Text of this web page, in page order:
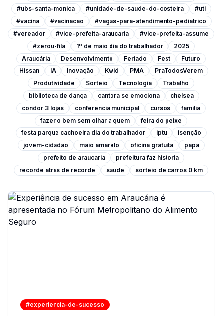
#ubs-santa-monica #unidade-de-saude-do-costeira
#uti
#vacina
#vacinacao
#vagas-para-atendimento-pediatrico
#vereador
#vice-prefeita-araucaria
#vice-prefeita-assume
#zerou-fila
1º de maio dia do trabalhador
2025
Araucária
Desenvolvimento Feriado Fest
Futuro
Hissan
IA Inovação Kwid PMA
PraTodosVerem
Produtividade
Sorteio Tecnologia
Trabalho
biblioteca de dança
cantora se emociona
chelsea
condor 3 lojas
conferencia municipal cursos
familia
fazer o bem sem olhar a quem
feira do peixe
festa parque cachoeira dia do trabalhador
iptu
isenção
jovem-cidadao
maio amarelo oficina gratuita
papa
prefeito de araucaria
prefeitura faz historia
recorde atras de recorde
saude sorteio de carros 0 km
#experiencia-de-sucesso